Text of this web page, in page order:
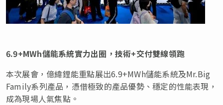
6.9+MWh儲能系統實力出圈，技術+交付雙線領跑
本次展會，億緯鋰能重點展出6.9+MWh儲能系統及Mr.Big
Family系列產品，憑借極致的產品優勢、穩定的性能表現，
成為現場人氣焦點。